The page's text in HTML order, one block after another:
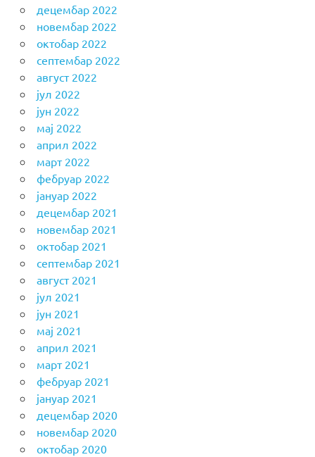
децембар 2022
новембар 2022
октобар 2022
септембар 2022
август 2022
јул 2022
јун 2022
мај 2022
април 2022
март 2022
фебруар 2022
јануар 2022
децембар 2021
новембар 2021
октобар 2021
септембар 2021
август 2021
јул 2021
јун 2021
мај 2021
април 2021
март 2021
фебруар 2021
јануар 2021
децембар 2020
новембар 2020
октобар 2020